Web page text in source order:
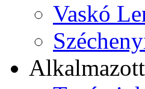
Vaskó